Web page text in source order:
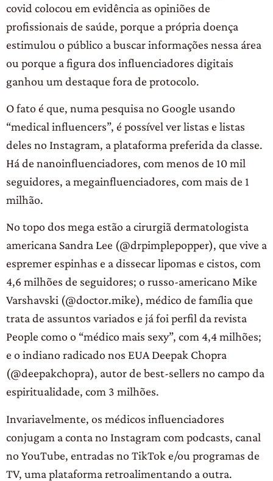
covid colocou em evidência as opiniões de
profissionais de saúde, porque a própria doença
estimulou o público a buscar informações nessa área
ou porque a figura dos influenciadores digitais
ganhou um destaque fora de protocolo.
O fato é que, numa pesquisa no Google usando
“medical influencers”, é possível ver listas e listas
deles no Instagram, a plataforma preferida da classe.
Há de nanoinfluenciadores, com menos de 10 mil
seguidores, a megainfluenciadores, com mais de 1
milhão.
No topo dos mega estão a cirurgiã dermatologista
americana Sandra Lee (@drpimplepopper), que vive a
espremer espinhas e a dissecar lipomas e cistos, com
4,6 milhões de seguidores; o russo-americano Mike
Varshavski (@doctor.mike), médico de família que
trata de assuntos variados e já foi perfil da revista
People como o “médico mais sexy”, com 4,4 milhões;
e o indiano radicado nos EUA Deepak Chopra
(@deepakchopra), autor de best-sellers no campo da
espiritualidade, com 3 milhões.
Invariavelmente, os médicos influenciadores
conjugam a conta no Instagram com podcasts, canal
no YouTube, entradas no TikTok e/ou programas de
TV, uma plataforma retroalimentando a outra.